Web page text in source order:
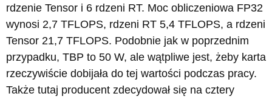
rdzenie Tensor i 6 rdzeni RT. Moc obliczeniowa FP32
wynosi 2,7 TFLOPS, rdzeni RT 5,4 TFLOPS, a rdzeni
Tensor 21,7 TFLOPS. Podobnie jak w poprzednim
przypadku, TBP to 50 W, ale wątpliwe jest, żeby karta
rzeczywiście dobijała do tej wartości podczas pracy.
Także tutaj producent zdecydował się na cztery